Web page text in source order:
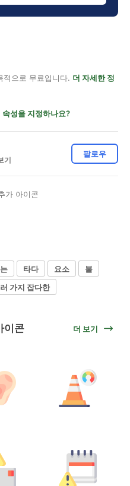
적으로 무료입니다. 더 자세한 정
속성을 지정하나요?
기
팔로우
가 아이콘
타다 요소
불
가지 잡다한
이콘 더 보기